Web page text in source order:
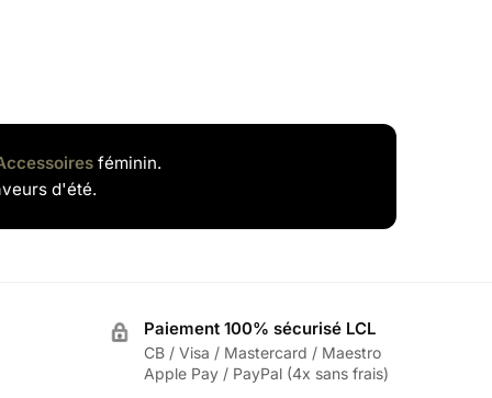
féminin.
d'été.
Paiement 100% sécurisé LCL
CB / Visa / Mastercard / Maestro
Apple Pay / PayPal (4x sans frais)